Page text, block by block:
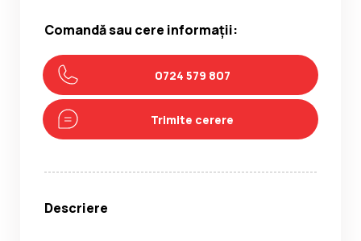
Comandă sau cere informații:
0724 579 807
Trimite cerere
Descriere